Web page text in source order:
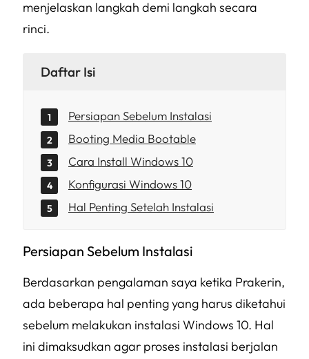
menjelaskan langkah demi langkah secara
rinci.
Daftar Isi
Persiapan Sebelum Instalasi
Booting Media Bootable
Cara Install Windows 10
Konfigurasi Windows 10
Hal Penting Setelah Instalasi
Persiapan Sebelum Instalasi
Berdasarkan pengalaman saya ketika Prakerin,
ada beberapa hal penting yang harus diketahui
sebelum melakukan instalasi Windows 10. Hal
ini dimaksudkan agar proses instalasi berjalan